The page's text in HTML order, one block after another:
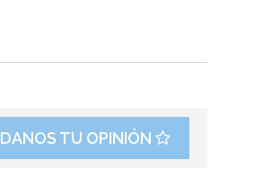
DANOS TU OPINIÓN